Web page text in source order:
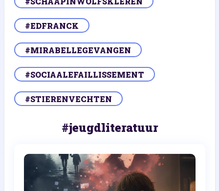
#EDFRANCK
#MIRABELLEGEVANGEN
#SOCIAALEFAILLISSEMENT
#STIERENVECHTEN
#jeugdliteratuur